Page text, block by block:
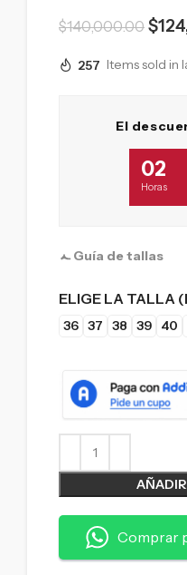
$140,000.00 $
257 Items sold in
El
02
Horas
Guía de tallas
ELIGE LA TALLA
36 37 38 39 40
Comprar